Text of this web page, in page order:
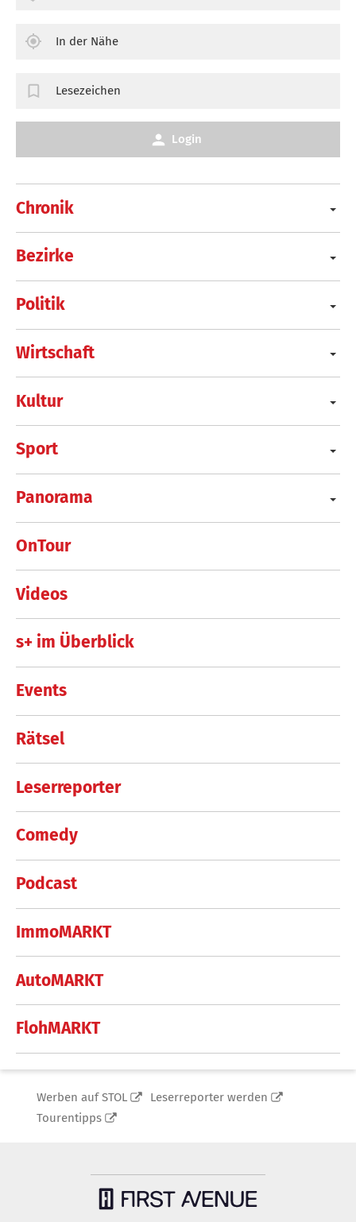
Chronik
Bezirke
Politik
Wirtschaft
Kultur
Sport
Panorama
OnTour
Videos
s+ im Überblick
Events
Rätsel
Leserreporter
Comedy
Podcast
ImmoMARKT
AutoMARKT
FlohMARKT
In der Nähe
Lesezeichen
Login
Werben auf STOL
Leserreporter werden
Tourentipps